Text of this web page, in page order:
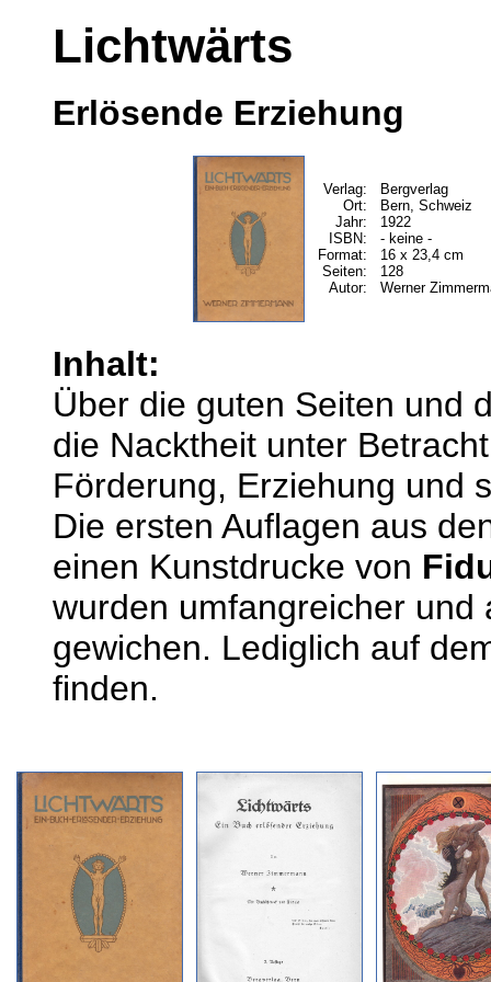
Lichtwärts
Erlösende Erziehung
Verlag:
Ort:
Jahr:
ISBN:
Format:
Seiten:
Autor:
Bergverlag
Bern, Schweiz
1922
- keine -
16 x 23,4 cm
128
Werner
Inhalt:
Über die guten Seiten und
die Nacktheit unter
Förderung, Erziehung und
Die ersten Auflagen aus
einen Kunstdrucke von
wurden umfangreicher und
gewichen. Lediglich auf
finden.